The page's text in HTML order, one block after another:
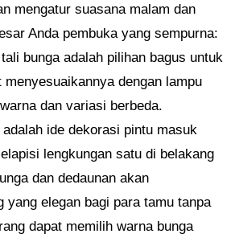
mengatur suasana malam dan
Anda pembuka yang sempurna:
bunga adalah pilihan bagus untuk
menyesuaikannya dengan lampu
dan variasi berbeda.
adalah ide dekorasi pintu masuk
lengkungan satu di belakang
dan dedaunan akan
yang elegan bagi para tamu tanpa
dapat memilih warna bunga